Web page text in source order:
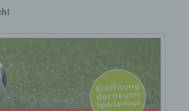
übermittelt werden, ergibt sich
die für die Registrierung
werden ausschließlich für die
dem für die Verarbeitung
eigene Zwecke erhoben und
Verarbeitung Verantwortliche kann die
mehrere Auftragsverarbeiter,
veranlassen, der die
ebenfalls ausschließlich für eine